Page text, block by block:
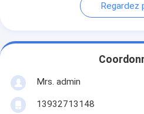
Regardez
Mrs. admin
13932713148